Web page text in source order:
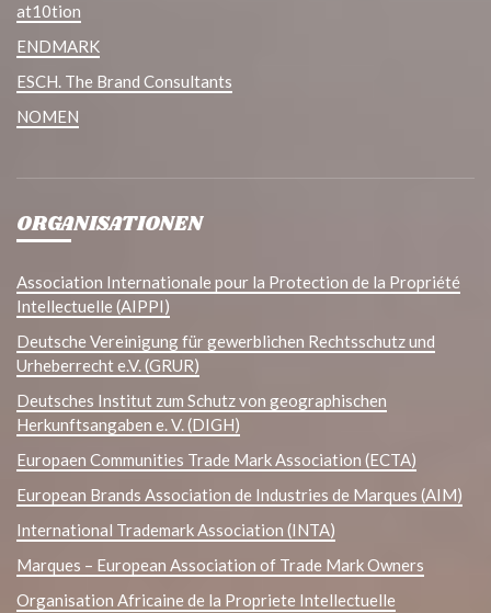
at10tion
ENDMARK
ESCH. The Brand Consultants
NOMEN
ORGANISATIONEN
Association Internationale pour la Protection de la Propriété
Intellectuelle (AIPPI)
Deutsche Vereinigung für gewerblichen Rechtsschutz und
Urheberrecht e.V. (GRUR)
Deutsches Institut zum Schutz von geographischen
Herkunftsangaben e. V. (DIGH)
Europaen Communities Trade Mark Association (ECTA)
European Brands Association de Industries de Marques (AIM)
International Trademark Association (INTA)
Marques – European Association of Trade Mark Owners
Organisation Africaine de la Propriete Intellectuelle